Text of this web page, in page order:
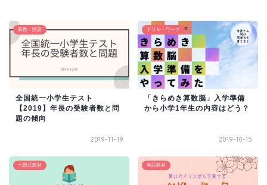
算数・国語
全国統一小学生テスト
【2019】年長の受験者数と問
題の傾向
2019-11-19
ドリル・ワーク
「きらめき算数脳」入学準備
から小学1年生の内容はどう？
2019-10-15
七田式教材 英語教材